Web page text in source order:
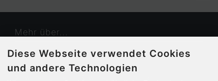
Mehr über...
Kontakt
Diese Webseite verwendet Cookies
und andere Technologien